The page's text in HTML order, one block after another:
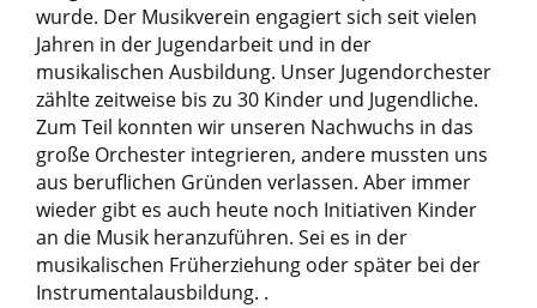
wurde. Der Musikverein engagiert sich seit vielen
Jahren in der Jugendarbeit und in der
musikalischen Ausbildung. Unser Jugendorchester
zählte zeitweise bis zu 30 Kinder und Jugendliche.
Zum Teil konnten wir unseren Nachwuchs in das
große Orchester integrieren, andere mussten uns
aus beruflichen Gründen verlassen. Aber immer
wieder gibt es auch heute noch Initiativen Kinder
an die Musik heranzuführen. Sei es in der
musikalischen Früherziehung oder später bei der
Instrumentalausbildung. .